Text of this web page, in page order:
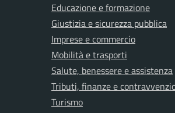
Educazione e formazione
Giustizia e sicurezza pubblica
Imprese e commercio
Mobilità e trasporti
Salute, benessere e assistenza
Tributi, finanze e
Turismo